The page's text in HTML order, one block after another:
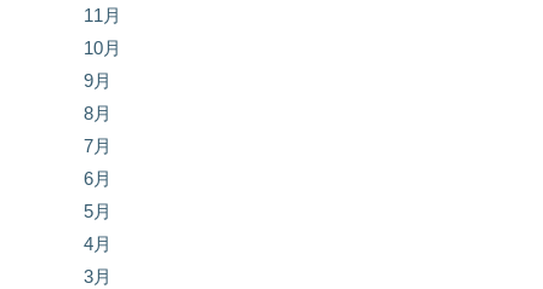
11月
10月
9月
8月
7月
6月
5月
4月
3月